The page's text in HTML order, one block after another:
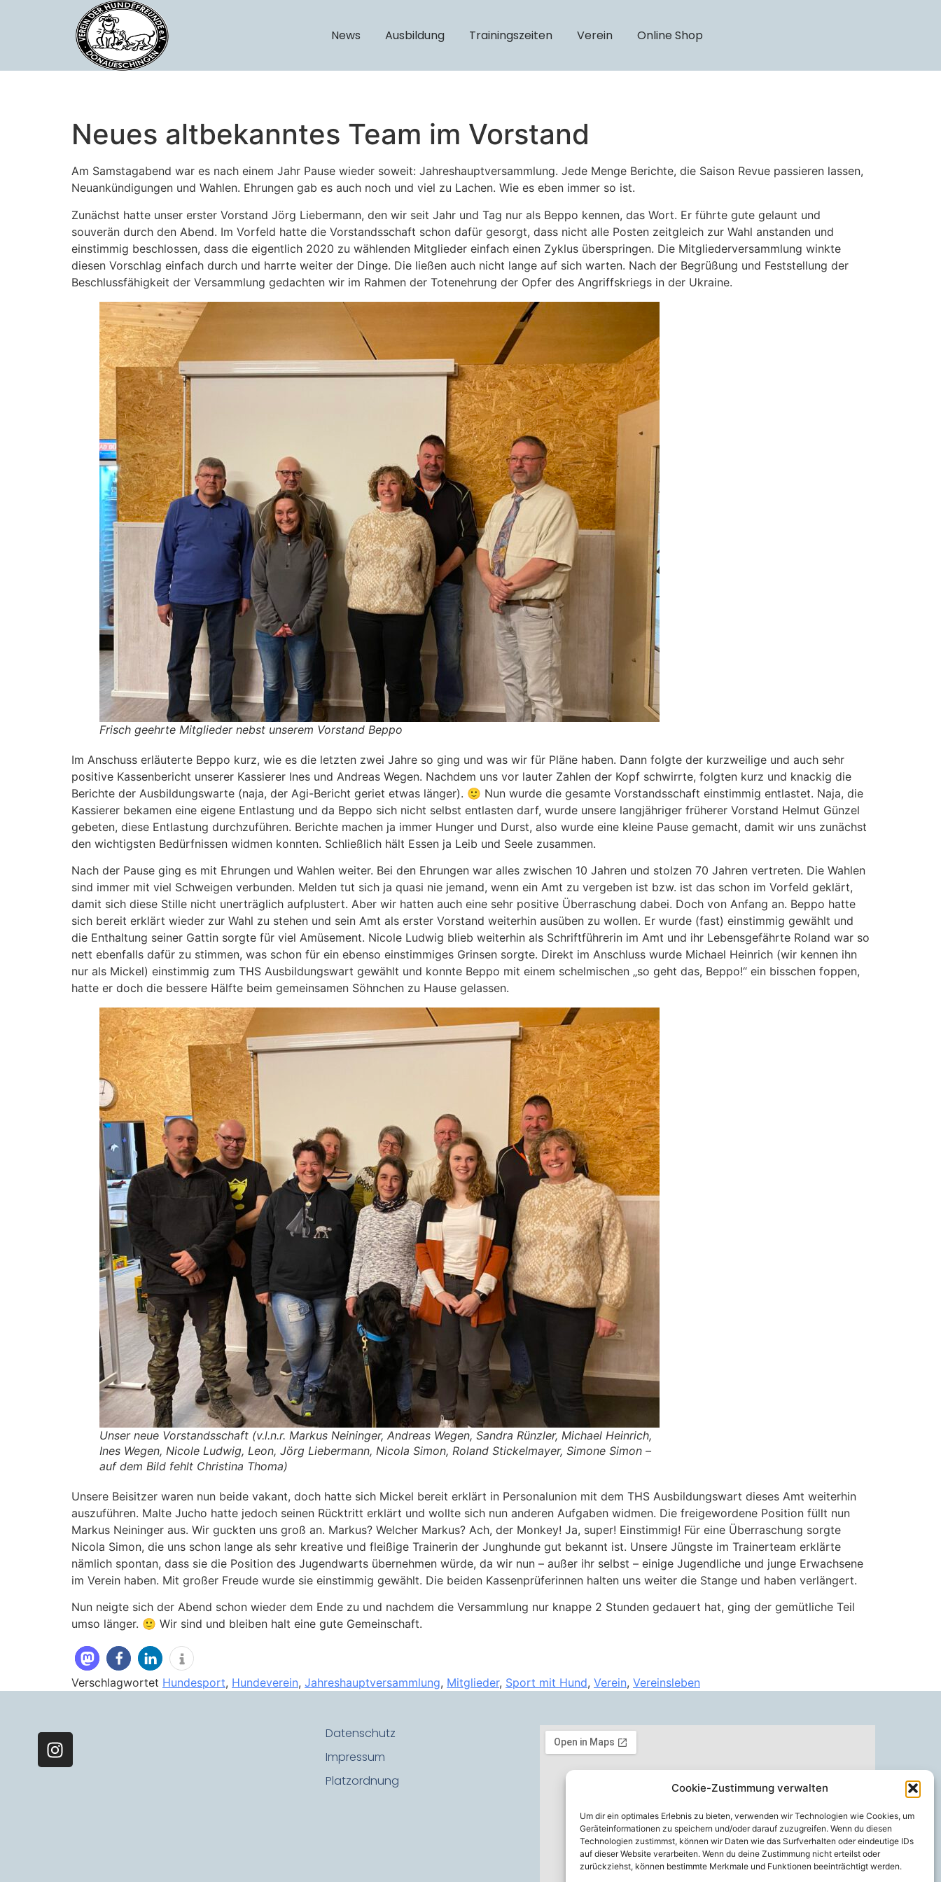
Cookie-Zustimmung verwalten
Um dir ein optimales Erlebnis zu bieten, verwenden wir Technologien wie Cookies, um
Geräteinformationen zu speichern und/oder darauf zuzugreifen. Wenn du diesen
Technologien zustimmst, können wir Daten wie das Surfverhalten oder eindeutige IDs
auf dieser Website verarbeiten. Wenn du deine Zustimmung nicht erteilst oder
zurückziehst, können bestimmte Merkmale und Funktionen beeinträchtigt werden.
News Ausbildung Trainingszeiten Verein Online Shop
Neues altbekanntes Team im Vorstand
Am Samstagabend war es nach einem Jahr Pause wieder soweit: Jahreshauptversammlung. Jede Menge Berichte, die Saison Revue passieren lassen,
Neuankündigungen und Wahlen. Ehrungen gab es auch noch und viel zu Lachen. Wie es eben immer so ist.
Zunächst hatte unser erster Vorstand Jörg Liebermann, den wir seit Jahr und Tag nur als Beppo kennen, das Wort. Er führte gute gelaunt und
souverän durch den Abend. Im Vorfeld hatte die Vorstandsschaft schon dafür gesorgt, dass nicht alle Posten zeitgleich zur Wahl anstanden und
einstimmig beschlossen, dass die eigentlich 2020 zu wählenden Mitglieder einfach einen Zyklus überspringen. Die Mitgliederversammlung winkte
diesen Vorschlag einfach durch und harrte weiter der Dinge. Die ließen auch nicht lange auf sich warten. Nach der Begrüßung und Feststellung der
Beschlussfähigkeit der Versammlung gedachten wir im Rahmen der Totenehrung der Opfer des Angriffskriegs in der Ukraine.
Frisch geehrte Mitglieder nebst unserem Vorstand Beppo
Im Anschuss erläuterte Beppo kurz, wie es die letzten zwei Jahre so ging und was wir für Pläne haben. Dann folgte der kurzweilige und auch sehr
positive Kassenbericht unserer Kassierer Ines und Andreas Wegen. Nachdem uns vor lauter Zahlen der Kopf schwirrte, folgten kurz und knackig die
Berichte der Ausbildungswarte (naja, der Agi-Bericht geriet etwas länger). 🙂 Nun wurde die gesamte Vorstandsschaft einstimmig entlastet. Naja, die
Kassierer bekamen eine eigene Entlastung und da Beppo sich nicht selbst entlasten darf, wurde unsere langjähriger früherer Vorstand Helmut Günzel
gebeten, diese Entlastung durchzuführen. Berichte machen ja immer Hunger und Durst, also wurde eine kleine Pause gemacht, damit wir uns zunächst
den wichtigsten Bedürfnissen widmen konnten. Schließlich hält Essen ja Leib und Seele zusammen.
Nach der Pause ging es mit Ehrungen und Wahlen weiter. Bei den Ehrungen war alles zwischen 10 Jahren und stolzen 70 Jahren vertreten. Die Wahlen
sind immer mit viel Schweigen verbunden. Melden tut sich ja quasi nie jemand, wenn ein Amt zu vergeben ist bzw. ist das schon im Vorfeld geklärt,
damit sich diese Stille nicht unerträglich aufplustert. Aber wir hatten auch eine sehr positive Überraschung dabei. Doch von Anfang an. Beppo hatte
sich bereit erklärt wieder zur Wahl zu stehen und sein Amt als erster Vorstand weiterhin ausüben zu wollen. Er wurde (fast) einstimmig gewählt und
die Enthaltung seiner Gattin sorgte für viel Amüsement. Nicole Ludwig blieb weiterhin als Schriftführerin im Amt und ihr Lebensgefährte Roland war so
nett ebenfalls dafür zu stimmen, was schon für ein ebenso einstimmiges Grinsen sorgte. Direkt im Anschluss wurde Michael Heinrich (wir kennen ihn
nur als Mickel) einstimmig zum THS Ausbildungswart gewählt und konnte Beppo mit einem schelmischen „so geht das, Beppo!“ ein bisschen foppen,
hatte er doch die bessere Hälfte beim gemeinsamen Söhnchen zu Hause gelassen.
Unser neue Vorstandsschaft (v.l.n.r. Markus Neininger, Andreas Wegen, Sandra Rünzler, Michael Heinrich,
Ines Wegen, Nicole Ludwig, Leon, Jörg Liebermann, Nicola Simon, Roland Stickelmayer, Simone Simon –
auf dem Bild fehlt Christina Thoma)
Unsere Beisitzer waren nun beide vakant, doch hatte sich Mickel bereit erklärt in Personalunion mit dem THS Ausbildungswart dieses Amt weiterhin
auszuführen. Malte Jucho hatte jedoch seinen Rücktritt erklärt und wollte sich nun anderen Aufgaben widmen. Die freigewordene Position füllt nun
Markus Neininger aus. Wir guckten uns groß an. Markus? Welcher Markus? Ach, der Monkey! Ja, super! Einstimmig! Für eine Überraschung sorgte
Nicola Simon, die uns schon lange als sehr kreative und fleißige Trainerin der Junghunde gut bekannt ist. Unsere Jüngste im Trainerteam erklärte
nämlich spontan, dass sie die Position des Jugendwarts übernehmen würde, da wir nun – außer ihr selbst – einige Jugendliche und junge Erwachsene
im Verein haben. Mit großer Freude wurde sie einstimmig gewählt. Die beiden Kassenprüferinnen halten uns weiter die Stange und haben verlängert.
Nun neigte sich der Abend schon wieder dem Ende zu und nachdem die Versammlung nur knappe 2 Stunden gedauert hat, ging der gemütliche Teil
umso länger. 🙂 Wir sind und bleiben halt eine gute Gemeinschaft.
Verschlagwortet Hundesport, Hundeverein, Jahreshauptversammlung, Mitglieder, Sport mit Hund, Verein, Vereinsleben
Datenschutz
Impressum
Platzordnung